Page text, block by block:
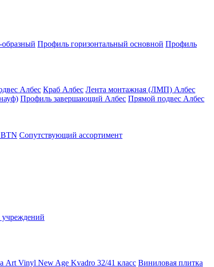
Профиль горизонтальный основной Профиль
Албес Краб Албес Лента монтажная (ЛМП) Албес
Профиль завершающий Албес Прямой подвес Албес
ВТN Сопутствующий ассортимент
учреждений
Art Vinyl New Age Kvadro 32/41 класс Виниловая плитка